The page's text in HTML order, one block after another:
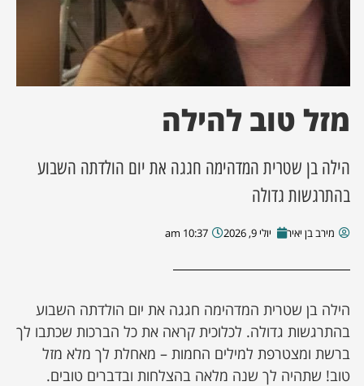
השבוע
מקומית
מזל טוב להילה
הילה בן שטרית המדהימה חגגה את יום הולדתה השבוע
בהתרגשות גדולה
מירב בן יאיר יולי 9, 2026 10:37 am
הילה בן שטרית המדהימה חגגה את יום הולדתה השבוע
בהתרגשות גדולה. לכלוכית קראה את כל הברכות שכתבו לך
ברשת ומצטרפת למילים החמות – מאחלת לך מלא מזל
טוב! שתהיה לך שנה מלאה בהצלחות ובדברים טובים.